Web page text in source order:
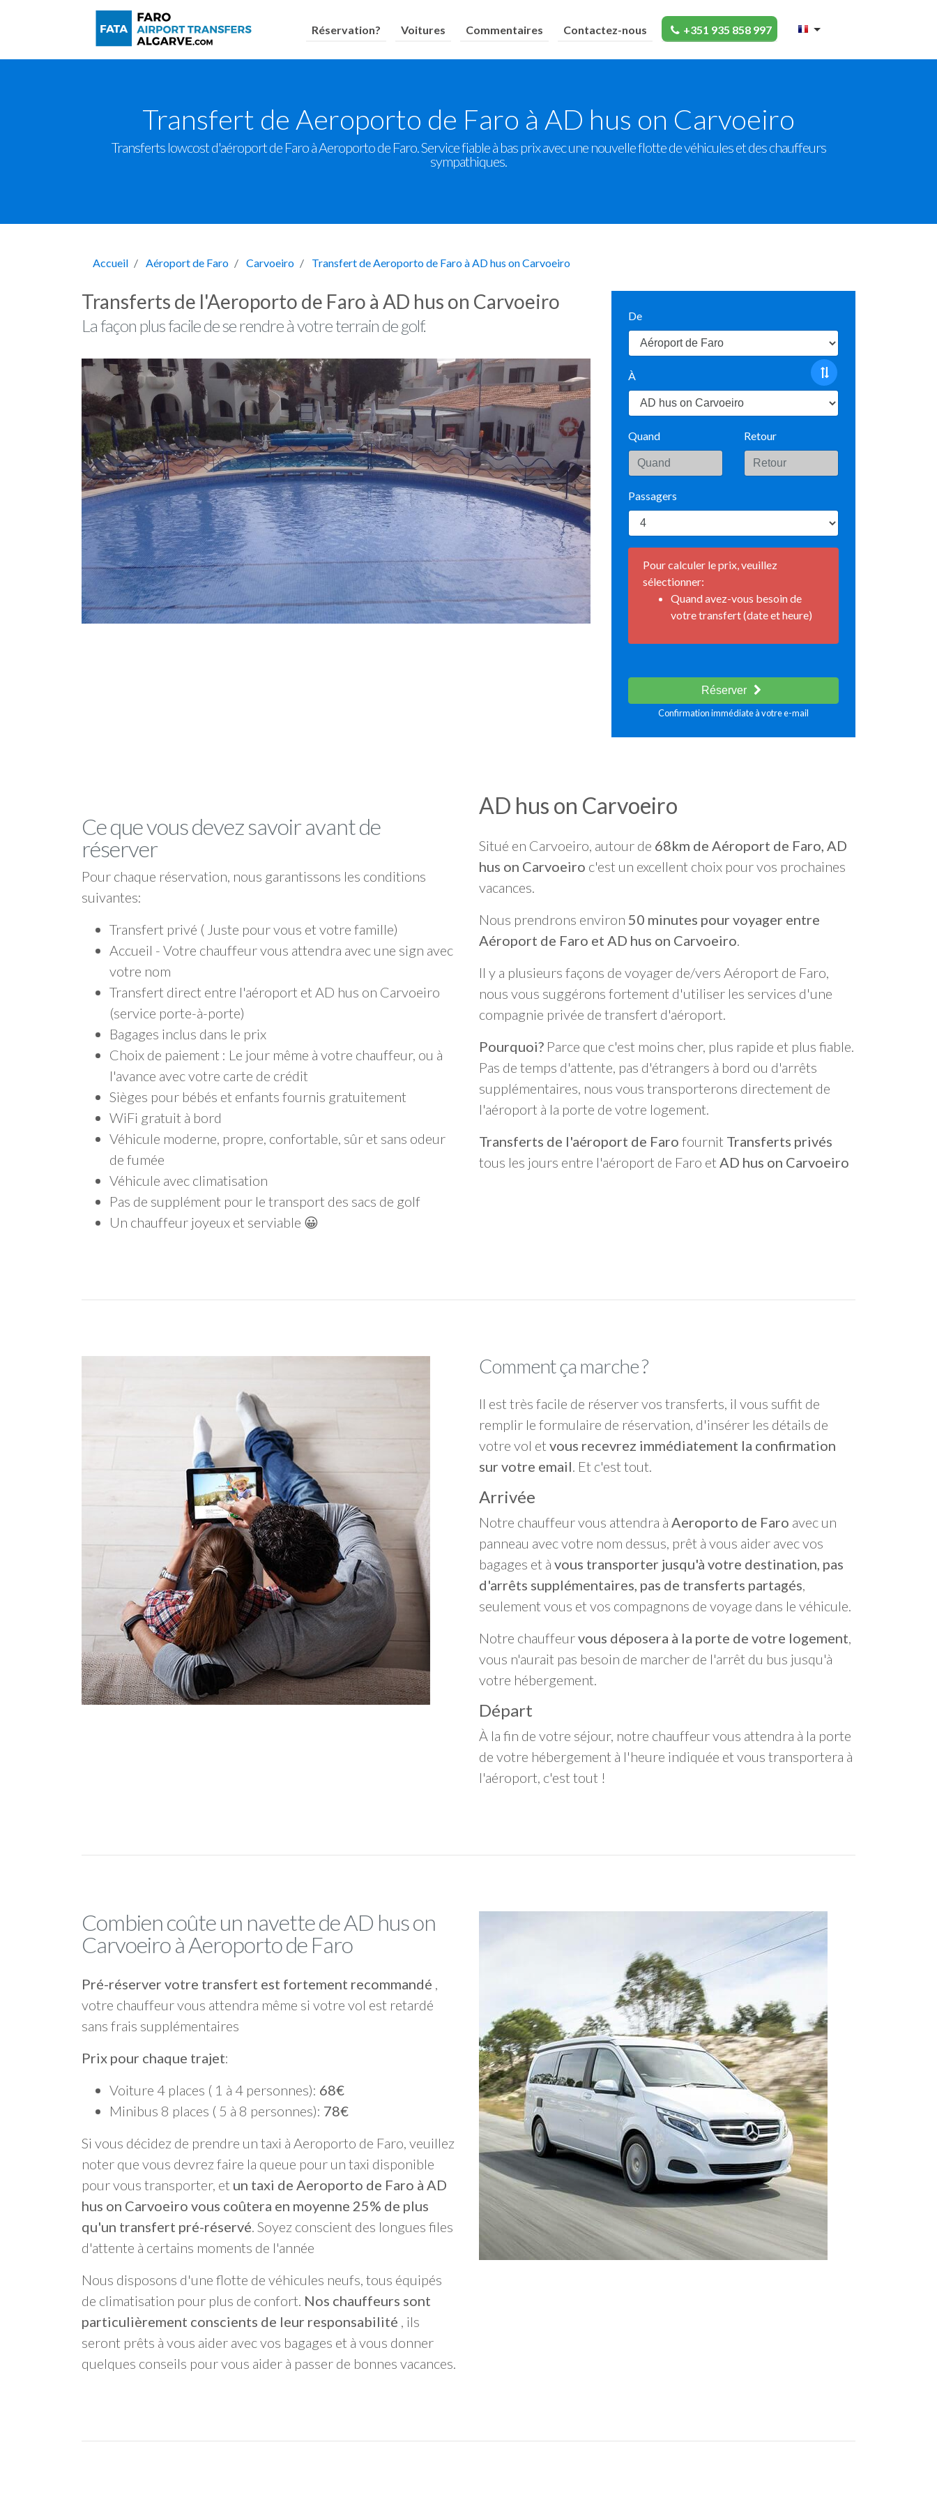
Réservation? Voitures Commentaires Contactez-nous +351 935 858 997
Transfert de Aeroporto de Faro à AD hus on Carvoeiro
Transferts lowcost d'aéroport de Faro à Aeroporto de Faro. Service fiable à bas prix avec une nouvelle flotte de véhicules et des chauffeurs
sympathiques.
Accueil Aéroport de Faro Carvoeiro Transfert de Aeroporto de Faro à AD hus on Carvoeiro
De
À
Quand Retour
Passagers
Pour calculer le prix, veuillez
sélectionner:
Quand avez-vous besoin de
votre transfert (date et heure)
Réserver
Confirmation immédiate à votre e-mail
Transferts de l'Aeroporto de Faro à AD hus on Carvoeiro
La façon plus facile de se rendre à votre terrain de golf.
Ce que vous devez savoir avant de
réserver
Pour chaque réservation, nous garantissons les conditions
suivantes:
Transfert privé ( Juste pour vous et votre famille)
Accueil - Votre chauffeur vous attendra avec une sign avec
votre nom
Transfert direct entre l'aéroport et AD hus on Carvoeiro
(service porte-à-porte)
Bagages inclus dans le prix
Choix de paiement : Le jour même à votre chauffeur, ou à
l'avance avec votre carte de crédit
Sièges pour bébés et enfants fournis gratuitement
WiFi gratuit à bord
Véhicule moderne, propre, confortable, sûr et sans odeur
de fumée
Véhicule avec climatisation
Pas de supplément pour le transport des sacs de golf
Un chauffeur joyeux et serviable 😀
AD hus on Carvoeiro
Situé en Carvoeiro, autour de 68km de Aéroport de Faro, AD
hus on Carvoeiro c'est un excellent choix pour vos prochaines
vacances.
Nous prendrons environ 50 minutes pour voyager entre
Aéroport de Faro et AD hus on Carvoeiro.
Il y a plusieurs façons de voyager de/vers Aéroport de Faro,
nous vous suggérons fortement d'utiliser les services d'une
compagnie privée de transfert d'aéroport.
Pourquoi? Parce que c'est moins cher, plus rapide et plus fiable.
Pas de temps d'attente, pas d'étrangers à bord ou d'arrêts
supplémentaires, nous vous transporterons directement de
l'aéroport à la porte de votre logement.
Transferts de l'aéroport de Faro fournit Transferts privés
tous les jours entre l'aéroport de Faro et AD hus on Carvoeiro
Comment ça marche ?
Il est très facile de réserver vos transferts, il vous suffit de
remplir le formulaire de réservation, d'insérer les détails de
votre vol et vous recevrez immédiatement la confirmation
sur votre email. Et c'est tout.
Arrivée
Notre chauffeur vous attendra à Aeroporto de Faro avec un
panneau avec votre nom dessus, prêt à vous aider avec vos
bagages et à vous transporter jusqu'à votre destination, pas
d'arrêts supplémentaires, pas de transferts partagés,
seulement vous et vos compagnons de voyage dans le véhicule.
Notre chauffeurvous déposera à la porte de votre logement,
vous n'aurait pas besoin de marcher de l'arrêt du bus jusqu'à
votre hébergement.
Départ
À la fin de votre séjour, notre chauffeur vous attendra à la porte
de votre hébergement à l'heure indiquée et vous transportera à
l'aéroport, c'est tout !
Combien coûte un navette de AD hus on
Carvoeiro à Aeroporto de Faro
Pré-réserver votre transfert est fortement recommandé ,
votre chauffeur vous attendra même si votre vol est retardé
sans frais supplémentaires
Prix pour chaque trajet:
Voiture 4 places ( 1 à 4 personnes): 68€
Minibus 8 places ( 5 à 8 personnes): 78€
Si vous décidez de prendre un taxi à Aeroporto de Faro, veuillez
noter que vous devrez faire la queue pour un taxi disponible
pour vous transporter, et un taxi de Aeroporto de Faro à AD
hus on Carvoeiro vous coûtera en moyenne 25% de plus
qu'un transfert pré-réservé. Soyez conscient des longues files
d'attente à certains moments de l'année
Nous disposons d'une flotte de véhicules neufs, tous équipés
de climatisation pour plus de confort. Nos chauffeurs sont
particulièrement conscients de leur responsabilité , ils
seront prêts à vous aider avec vos bagages et à vous donner
quelques conseils pour vous aider à passer de bonnes vacances.